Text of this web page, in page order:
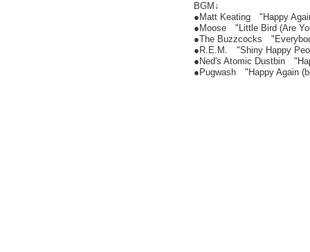
BGM↓
●Matt Keating "Happy
●Moose "Little Bird (Are
●The Buzzcocks
●R.E.M. "Shiny Happy
●Ned's Atomic Dustbin
●Pugwash "Happy Again